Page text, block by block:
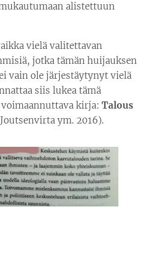
alistettuun
vielä valitettavan
jotka tämän huijauksen
vain ole järjestäytynyt vielä
siis lukea tämä
kirja: Talous
ym. 2016).